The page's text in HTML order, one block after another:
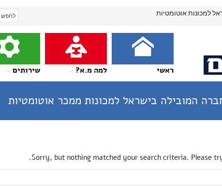
למכונות אוטומטיות
ראשי למה מ.א? שירותים
המובילה בישראל למכונות ממכר אוטומטיות
Sorry, but nothing matched your search criteria. Please